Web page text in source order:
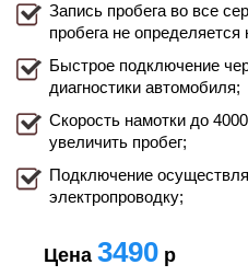
Запись пробега во все
пробега не определяется
Быстрое подключение
диагностики автомобиля;
Скорость намотки до
увеличить пробег;
Подключение
электропроводку;
Цена 3490 р